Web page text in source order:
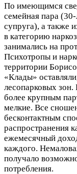
По имеющимся
семейная пара
супруга), а также
в категорию
занимались на
Психотропы и
территории
«Клады»
лесопарковых
более крупным
мелкие. Все
бесконтактным
распространения
ежемесячный
каждого.
получало
потребления.